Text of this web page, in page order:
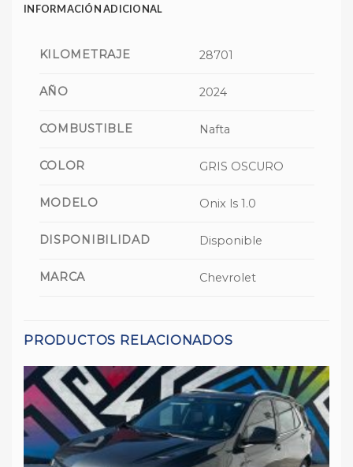
INFORMACIÓN ADICIONAL
KILOMETRAJE 28701
AÑO 2024
COMBUSTIBLE Nafta
COLOR GRIS OSCURO
MODELO Onix ls 1.0
DISPONIBILIDAD Disponible
MARCA Chevrolet
PRODUCTOS RELACIONADOS